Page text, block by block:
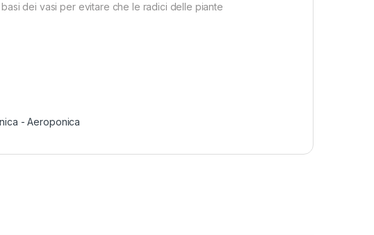
dei vasi per evitare che le radici delle piante
- Aeroponica